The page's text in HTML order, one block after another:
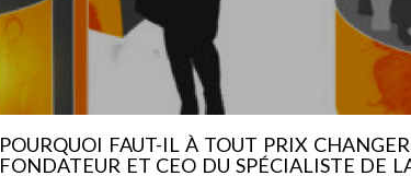
POURQUOI FAUT-IL À TOUT PRIX
FONDATEUR ET CEO DU SPÉCIALISTE DE